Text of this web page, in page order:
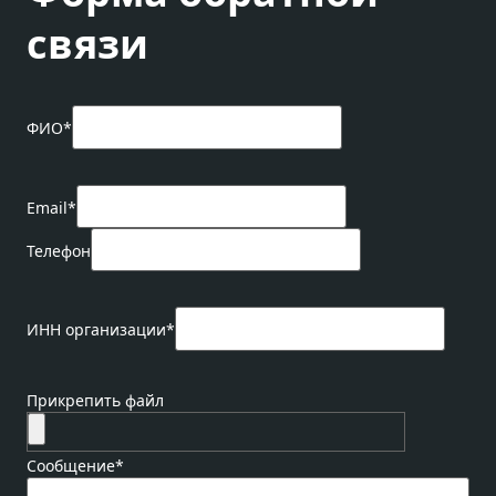
связи
ФИО*
Email*
Телефон
ИНН организации*
Прикрепить файл
Сообщение*